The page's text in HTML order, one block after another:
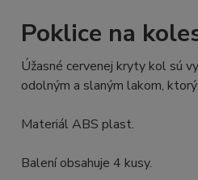
Poklice na
Úžasné cervenej kryty kol sú
odolným a slaným lakom,
Materiál ABS plast.
Balení obsahuje 4 kusy.